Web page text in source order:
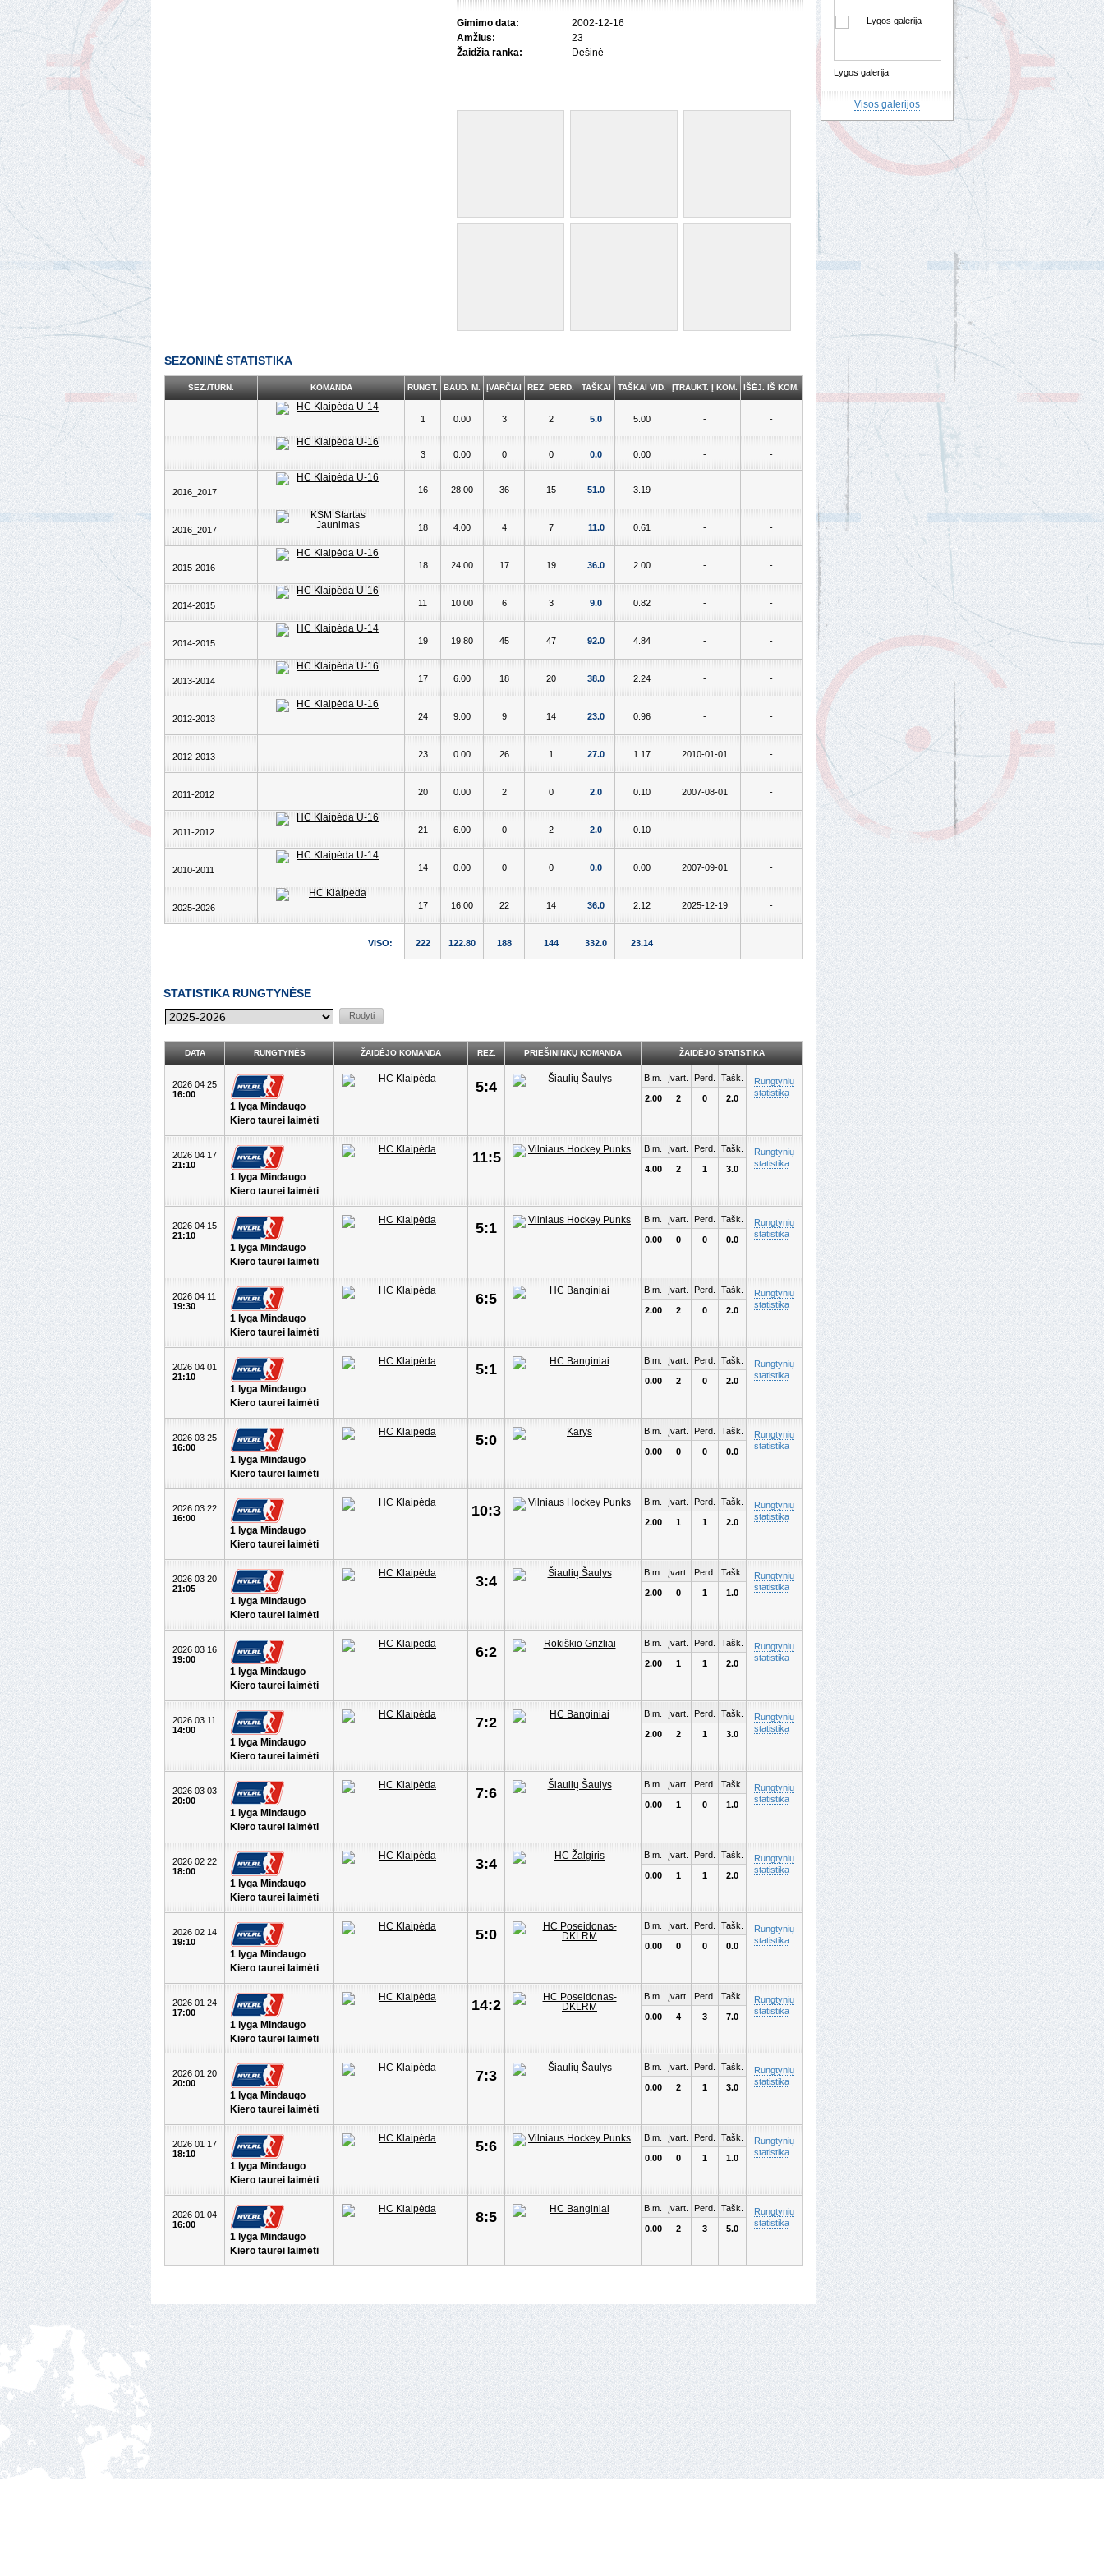
Gimimo data:
2002-12-16
Amžius:
23
Žaidžia ranka:
Dešinė
SEZONINĖ STATISTIKA
SEZ./TURN. KOMANDA RUNGT. BAUD. M. ĮVARČIAI REZ. PERD. TAŠKAI TAŠKAI VID. ĮTRAUKT. Į KOM. IŠĖJ. IŠ KOM.
1 0.00 3 2 5.0 5.00 - -
3 0.00 0 0 0.0 0.00 - -
2016_2017 16 28.00 36 15 51.0 3.19 - -
2016_2017 18 4.00 4 7 11.0 0.61 - -
2015-2016 18 24.00 17 19 36.0 2.00 - -
2014-2015 11 10.00 6 3 9.0 0.82 - -
2014-2015 19 19.80 45 47 92.0 4.84 - -
2013-2014 17 6.00 18 20 38.0 2.24 - -
2012-2013 24 9.00 9 14 23.0 0.96 - -
2012-2013 23 0.00 26 1 27.0 1.17 2010-01-01 -
2011-2012 20 0.00 2 0 2.0 0.10 2007-08-01 -
2011-2012 21 6.00 0 2 2.0 0.10 - -
2010-2011 14 0.00 0 0 0.0 0.00 2007-09-01 -
2025-2026 17 16.00 22 14 36.0 2.12 2025-12-19 -
VISO: 222 122.80 188 144 332.0 23.14
STATISTIKA RUNGTYNĖSE
DATA RUNGTYNĖS ŽAIDĖJO KOMANDA REZ. PRIEŠININKŲ KOMANDA ŽAIDĖJO STATISTIKA
2026 04 25
16:00
1 lyga Mindaugo
Kiero taurei laimėti
5:4
B.m.
2.00
Įvart.
2
Perd.
0
Tašk.
2.0
Rungtynių
statistika
2026 04 17
21:10
1 lyga Mindaugo
Kiero taurei laimėti
11:5
B.m.
4.00
Įvart.
2
Perd.
1
Tašk.
3.0
Rungtynių
statistika
2026 04 15
21:10
1 lyga Mindaugo
Kiero taurei laimėti
5:1
B.m.
0.00
Įvart.
0
Perd.
0
Tašk.
0.0
Rungtynių
statistika
2026 04 11
19:30
1 lyga Mindaugo
Kiero taurei laimėti
6:5
B.m.
2.00
Įvart.
2
Perd.
0
Tašk.
2.0
Rungtynių
statistika
2026 04 01
21:10
1 lyga Mindaugo
Kiero taurei laimėti
5:1
B.m.
0.00
Įvart.
2
Perd.
0
Tašk.
2.0
Rungtynių
statistika
2026 03 25
16:00
1 lyga Mindaugo
Kiero taurei laimėti
5:0
B.m.
0.00
Įvart.
0
Perd.
0
Tašk.
0.0
Rungtynių
statistika
2026 03 22
16:00
1 lyga Mindaugo
Kiero taurei laimėti
10:3
B.m.
2.00
Įvart.
1
Perd.
1
Tašk.
2.0
Rungtynių
statistika
2026 03 20
21:05
1 lyga Mindaugo
Kiero taurei laimėti
3:4
B.m.
2.00
Įvart.
0
Perd.
1
Tašk.
1.0
Rungtynių
statistika
2026 03 16
19:00
1 lyga Mindaugo
Kiero taurei laimėti
6:2
B.m.
2.00
Įvart.
1
Perd.
1
Tašk.
2.0
Rungtynių
statistika
2026 03 11
14:00
1 lyga Mindaugo
Kiero taurei laimėti
7:2
B.m.
2.00
Įvart.
2
Perd.
1
Tašk.
3.0
Rungtynių
statistika
2026 03 03
20:00
1 lyga Mindaugo
Kiero taurei laimėti
7:6
B.m.
0.00
Įvart.
1
Perd.
0
Tašk.
1.0
Rungtynių
statistika
2026 02 22
18:00
1 lyga Mindaugo
Kiero taurei laimėti
3:4
B.m.
0.00
Įvart.
1
Perd.
1
Tašk.
2.0
Rungtynių
statistika
2026 02 14
19:10
1 lyga Mindaugo
Kiero taurei laimėti
5:0
B.m.
0.00
Įvart.
0
Perd.
0
Tašk.
0.0
Rungtynių
statistika
2026 01 24
17:00
1 lyga Mindaugo
Kiero taurei laimėti
14:2
B.m.
0.00
Įvart.
4
Perd.
3
Tašk.
7.0
Rungtynių
statistika
2026 01 20
20:00
1 lyga Mindaugo
Kiero taurei laimėti
7:3
B.m.
0.00
Įvart.
2
Perd.
1
Tašk.
3.0
Rungtynių
statistika
2026 01 17
18:10
1 lyga Mindaugo
Kiero taurei laimėti
5:6
B.m.
0.00
Įvart.
0
Perd.
1
Tašk.
1.0
Rungtynių
statistika
2026 01 04
16:00
1 lyga Mindaugo
Kiero taurei laimėti
8:5
B.m.
0.00
Įvart.
2
Perd.
3
Tašk.
5.0
Rungtynių
statistika
Lygos galerija
Visos galerijos